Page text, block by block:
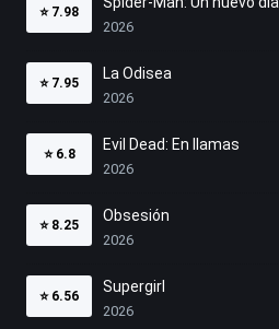
⭐ 7.98
2026
⭐ 7.95
La Odisea
2026
⭐ 6.8
Evil Dead: En llamas
2026
⭐ 8.25
Obsesión
2026
⭐ 6.56
Supergirl
2026